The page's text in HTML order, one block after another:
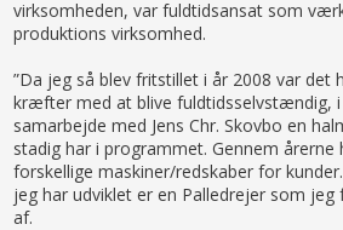
virksomheden, var fuldtidsansat som
produktions virksomhed.
”Da jeg så blev fritstillet i år 2008 var det
kræfter med at blive fuldtidsselvstændig, i
samarbejde med Jens Chr. Skovbo en
stadig har i programmet. Gennem årerne
forskellige maskiner/redskaber for
jeg har udviklet er en Palledrejer som
af.